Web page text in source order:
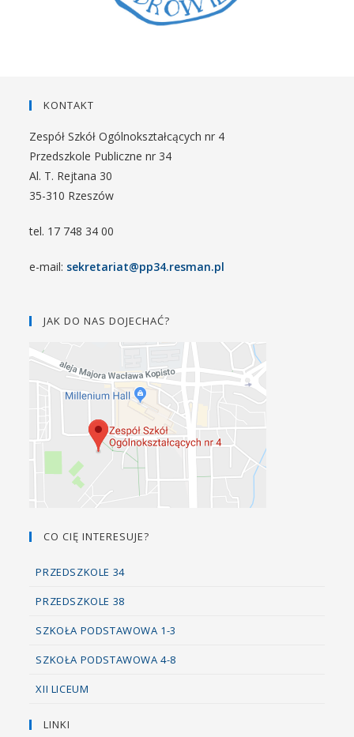
KONTAKT
Zespół Szkół Ogólnokształcących nr 4
Przedszkole Publiczne nr 34
Al. T. Rejtana 30
35-310 Rzeszów
tel. 17 748 34 00
e-mail: sekretariat@pp34.resman.pl
JAK DO NAS DOJECHAĆ?
CO CIĘ INTERESUJE?
PRZEDSZKOLE 34
PRZEDSZKOLE 38
SZKOŁA PODSTAWOWA 1-3
SZKOŁA PODSTAWOWA 4-8
XII LICEUM
LINKI